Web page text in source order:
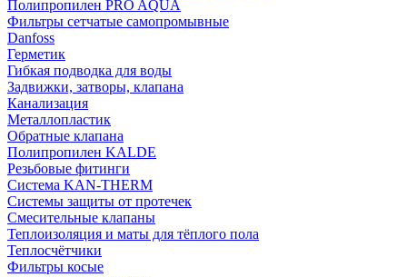
Полипропилен PRO AQUA
Фильтры сетчатые самопромывные
Danfoss
Герметик
Гибкая подводка для воды
Задвижки, затворы, клапана
Канализация
Металлопластик
Обратные клапана
Полипропилен KALDE
Резьбовые фитинги
Система KAN-THERM
Системы защиты от протечек
Смесительные клапаны
Теплоизоляция и маты для тёплого пола
Теплосчётчики
Фильтры косые